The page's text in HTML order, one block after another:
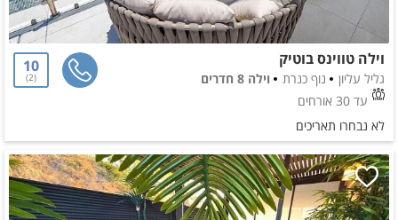
וילה טווינס בוטיק
גליל עליון נוף כנרת
וילה 8 חדרים
עד 30 אורחים
10
2
לא נבחרו תאריכים